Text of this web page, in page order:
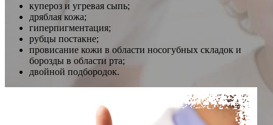
купероз и угревая сыпь;
дряблая кожа;
гиперпигментация;
рубцы постакне;
провисание кожи в области носогубных складок и
борозды в области рта;
двойной подбородок.